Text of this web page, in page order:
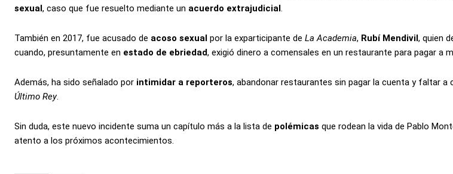
sexual, caso que fue resuelto mediante un acuerdo extrajudicial
También en 2017, fue acusado de acoso sexual por la exparticipante de La Academia, Rubí Mendivil, quien
cuando, presuntamente en estado de ebriedad, exigió dinero a comensales en un restaurante para pagar a
Además, ha sido señalado por intimidar a reporteros, abandonar restaurantes sin pagar la cuenta y faltar
Último Rey.
Sin duda, este nuevo incidente suma un capítulo más a la lista de polémicas que rodean la vida de Pablo
atento a los próximos acontecimientos.